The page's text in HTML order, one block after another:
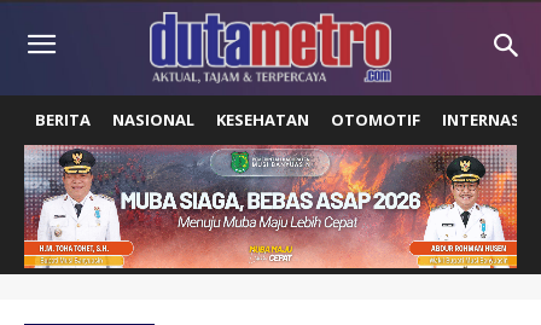
BERITA NASIONAL KESEHATAN OTOMOTIF